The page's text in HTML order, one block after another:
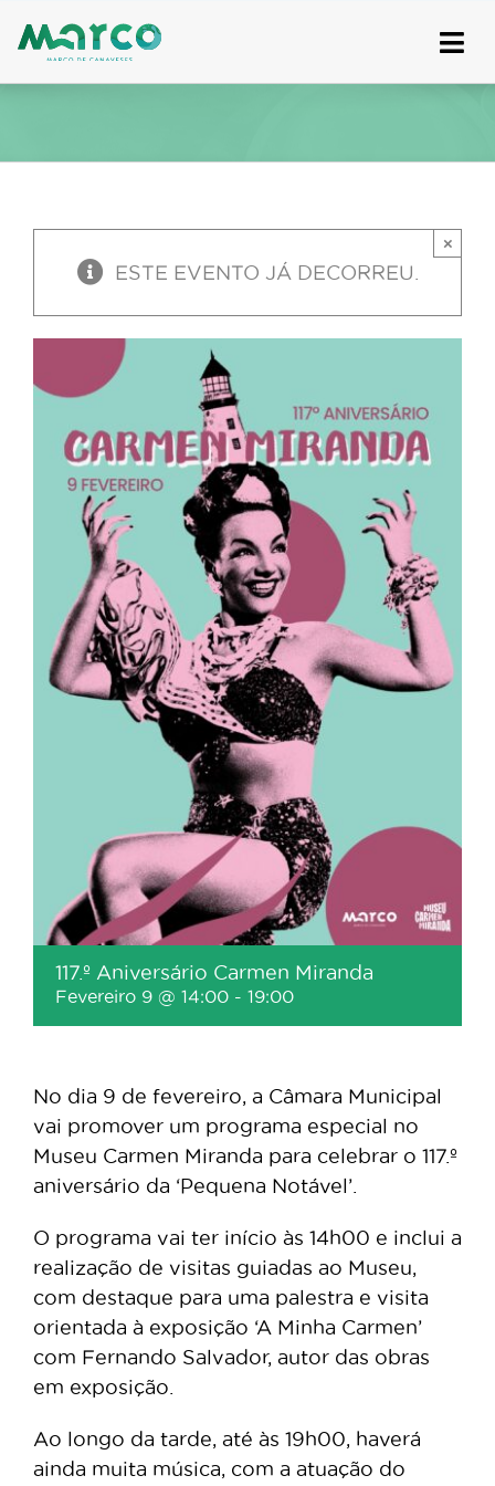
to
ESTE EVENTO JÁ DECORREU.
×
117.º Aniversário Carmen Miranda
Fevereiro 9 @ 14:00 - 19:00
No dia 9 de fevereiro, a Câmara Municipal
vai promover um programa especial no
Museu Carmen Miranda para celebrar o 117.º
aniversário da ‘Pequena Notável’.
O programa vai ter início às 14h00 e inclui a
realização de visitas guiadas ao Museu,
com destaque para uma palestra e visita
orientada à exposição ‘A Minha Carmen’
com Fernando Salvador, autor das obras
em exposição.
Ao longo da tarde, até às 19h00, haverá
ainda muita música, com a atuação do